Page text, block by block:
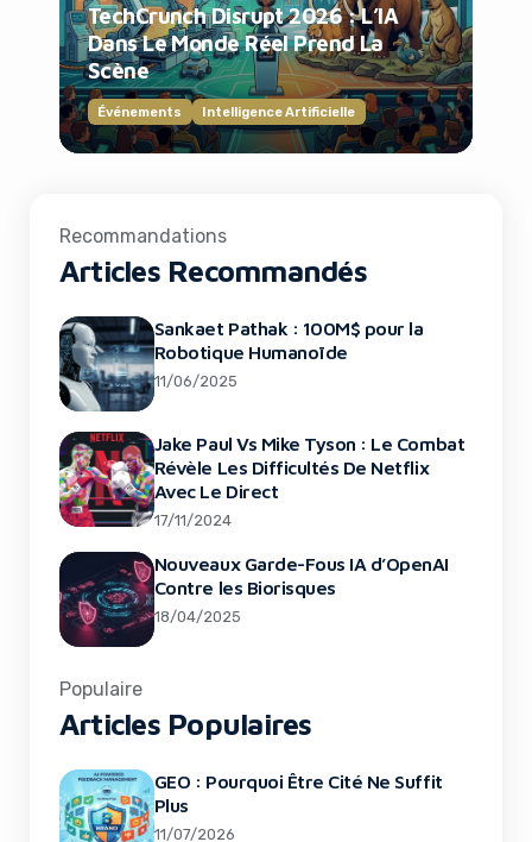
TechCrunch Disrupt 2026 : L’IA
Dans Le Monde Réel Prend La
Scène
Événements Intelligence Artificielle
Recommandations
Articles Recommandés
Sankaet Pathak : 100M$ pour la
Robotique Humanoïde
11/06/2025
Jake Paul Vs Mike Tyson : Le Combat
Révèle Les Difficultés De Netflix
Avec Le Direct
17/11/2024
Nouveaux Garde-Fous IA d’OpenAI
Contre les Biorisques
18/04/2025
Populaire
Articles Populaires
GEO : Pourquoi Être Cité Ne Suffit
Plus
11/07/2026